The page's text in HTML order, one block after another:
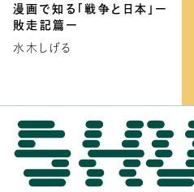
漫画で知る「戦争と日本」ー
敗走記篇ー
水木しげる